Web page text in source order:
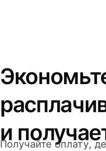
и
Получайте оплату,